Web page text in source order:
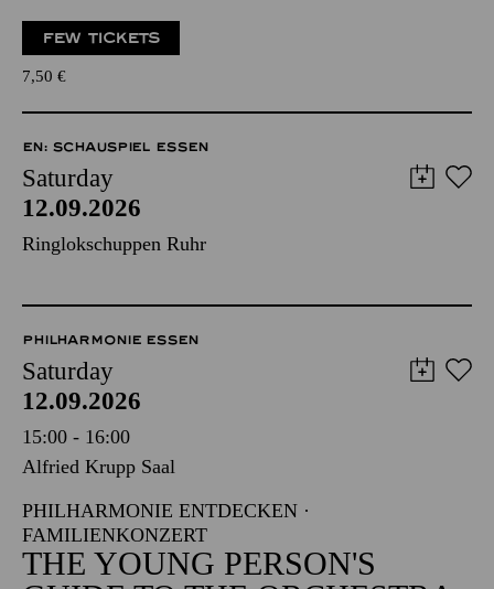
FEW TICKETS
7,50 €
EN: SCHAUSPIEL ESSEN
Saturday
12.09.2026
Ringlokschuppen Ruhr
PHILHARMONIE ESSEN
Saturday
12.09.2026
15:00 - 16:00
Alfried Krupp Saal
PHILHARMONIE ENTDECKEN ·
FAMILIENKONZERT
THE YOUNG PERSON'S